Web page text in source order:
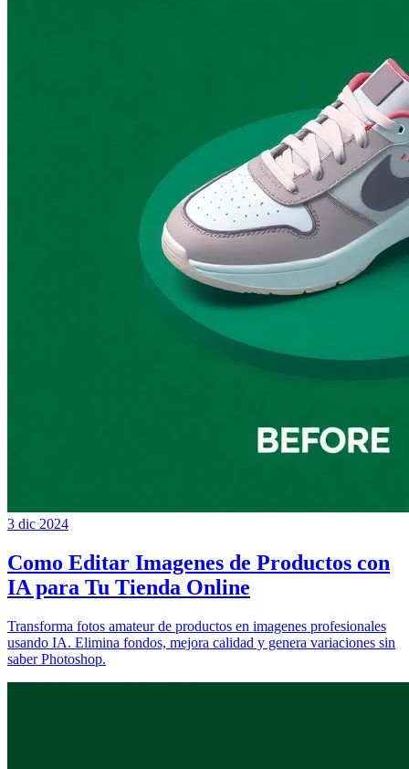
3 dic 2024
Como Editar Imagenes de Productos con
IA para Tu Tienda Online
Transforma fotos amateur de productos en imagenes profesionales
usando IA. Elimina fondos, mejora calidad y genera variaciones sin
saber Photoshop.